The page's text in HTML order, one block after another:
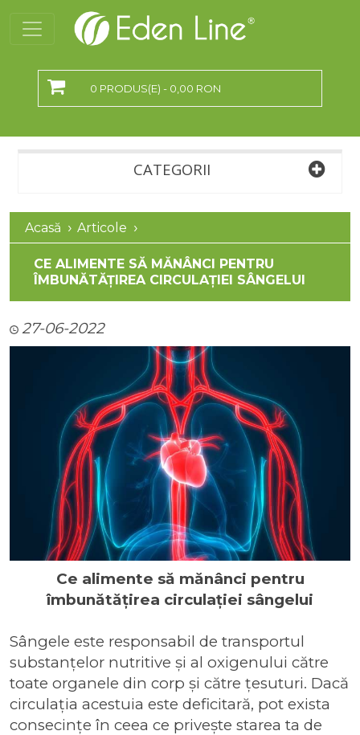
0 PRODUS(E) - 0,00 RON
CATEGORII
Acasă Articole
CE ALIMENTE SĂ MĂNÂNCI PENTRU
ÎMBUNĂTĂȚIREA CIRCULAȚIEI SÂNGELUI
27-06-2022
Ce alimente să mănânci pentru
îmbunătățirea circulației sângelui
Sângele este responsabil de transportul
substanțelor nutritive și al oxigenului către
toate organele din corp și către țesuturi. Dacă
circulația acestuia este deficitară, pot exista
consecințe în ceea ce privește starea ta de